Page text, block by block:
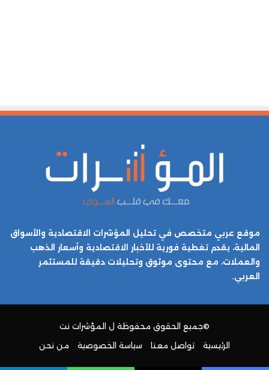
موقع عربي متخصص في تحليل المؤشرات الاقتصادية والأسواق
المالية، يقدم تغطية فورية للأخبار الاقتصادية وأسعار الذهب
والعملات، مع محتوى موثوق وتحليلات دقيقة للمستثمر
العربي.
©جميع الحقوق محفوظة ل المؤشرات نت
الرئيسية
تواصل معنا سياسة الخصوصية من نحن